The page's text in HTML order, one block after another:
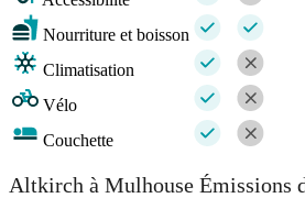
Nourriture et boisson
Climatisation
Vélo
Couchette
Altkirch à Mulhouse Émissions